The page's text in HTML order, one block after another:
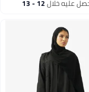
عليه خلال 12 - 13